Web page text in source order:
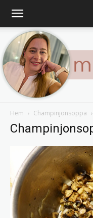
Hem Champinjonsoppa